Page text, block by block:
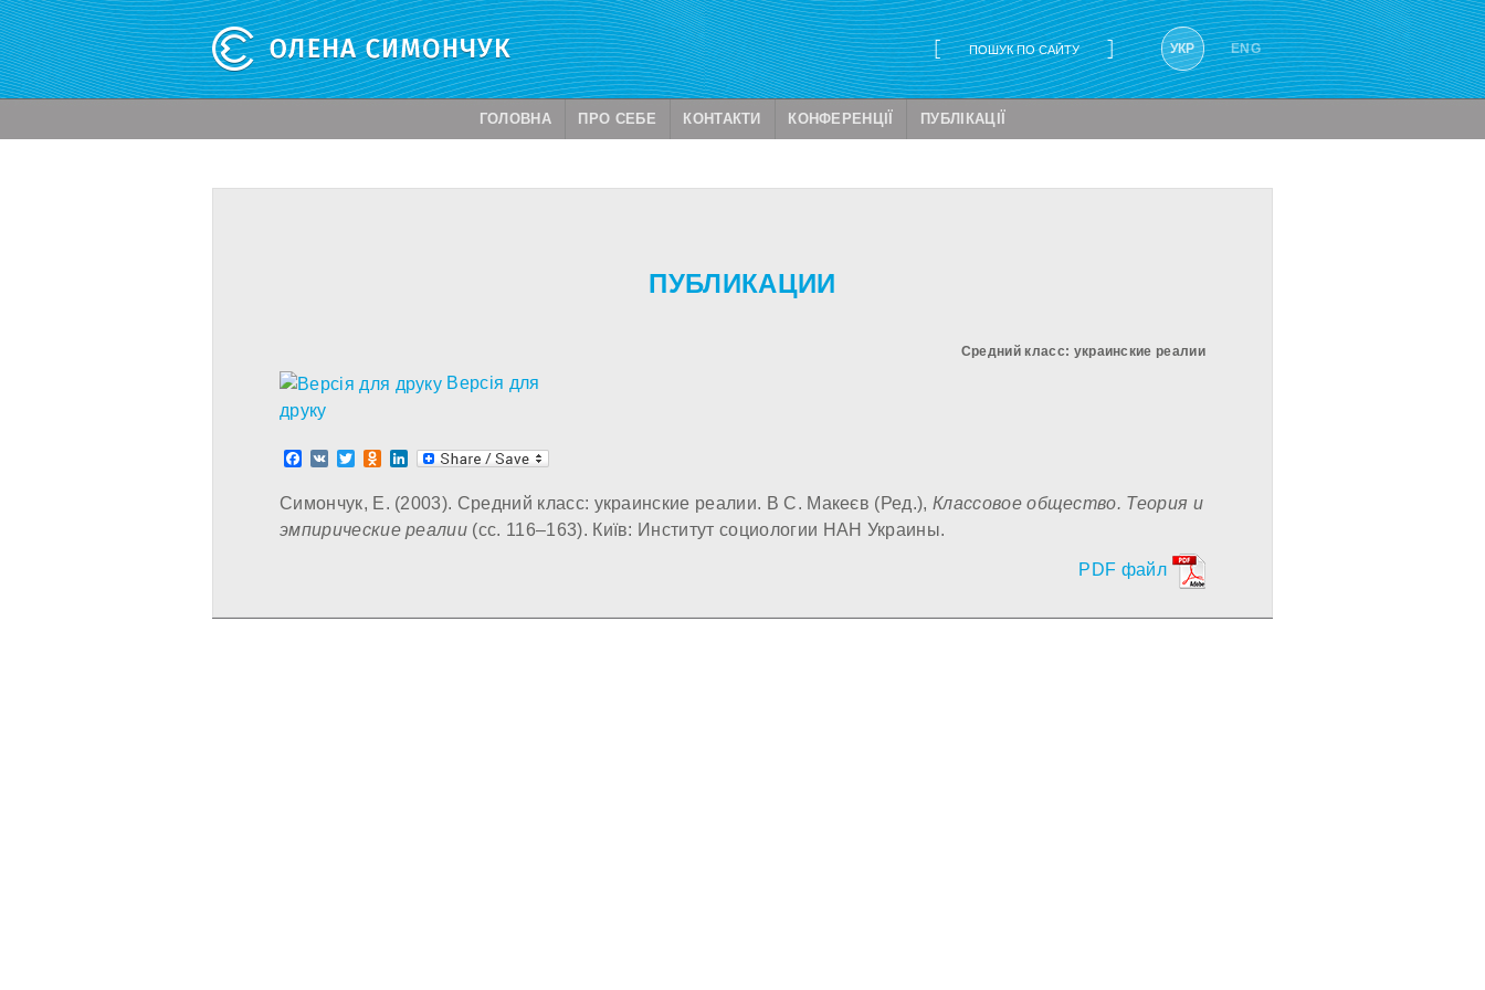
Результати
пошуку:
УКР ENG
ГОЛОВНА ПРО СЕБЕ КОНТАКТИ КОНФЕРЕНЦІЇ ПУБЛІКАЦІЇ
ПУБЛИКАЦИИ
Средний класс: украинские реалии
Версія для
друку
Facebook
VK TwitterOdnoklassniki
LinkedIn
Симончук, Е. (2003). Средний класс: украинские реалии. В С. Макеєв (Ред.), Классовое общество. Теория и
эмпирические реалии (сс. 116–163). Київ: Институт социологии НАН Украины.
PDF файл